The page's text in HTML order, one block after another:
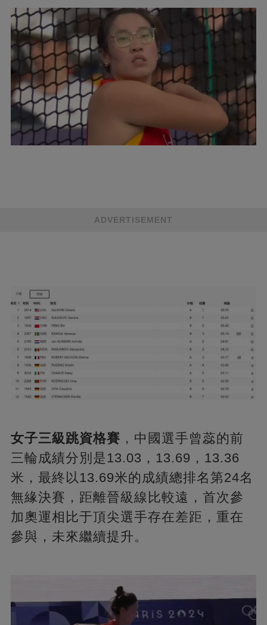
ADVERTISEMENT
女子三級跳資格賽 ，中國選手曾蕊的前
三輪成績分別是13.03，13.69，13.36
米，最終以13.69米的成績總排名第24名
無緣決賽，距離晉級線比較遠，首次參
加奧運相比于頂尖選手存在差距，重在
參與，未來繼續提升。